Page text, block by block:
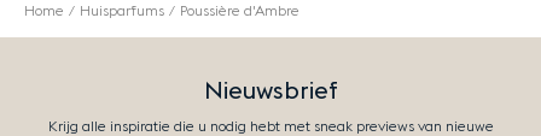
Home Huisparfums Poussière d'Ambre
Nieuwsbrief
Krijg alle inspiratie die u nodig hebt met sneak previews van nieuwe